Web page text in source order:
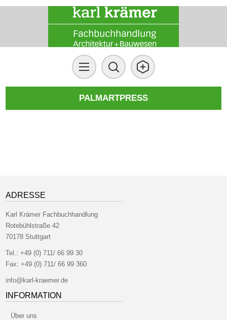
PALMARTPRESS
ADRESSE
Karl Krämer Fachbuchhandlung
Rotebühlstraße 42
70178 Stuttgart
Tel.:+49 (0) 711/ 66 99 30
Fax: +49 (0) 711/ 66 99 360
info@karl-kraemer.de
INFORMATION
Über uns